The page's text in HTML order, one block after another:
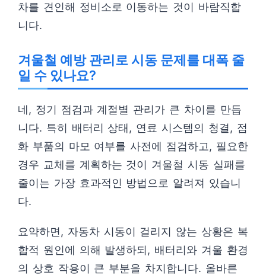
차를 견인해 정비소로 이동하는 것이 바람직합
니다.
겨울철 예방 관리로 시동 문제를 대폭 줄
일 수 있나요?
네, 정기 점검과 계절별 관리가 큰 차이를 만듭
니다. 특히 배터리 상태, 연료 시스템의 청결, 점
화 부품의 마모 여부를 사전에 점검하고, 필요한
경우 교체를 계획하는 것이 겨울철 시동 실패를
줄이는 가장 효과적인 방법으로 알려져 있습니
다.
요약하면, 자동차 시동이 걸리지 않는 상황은 복
합적 원인에 의해 발생하되, 배터리와 겨울 환경
의 상호 작용이 큰 부분을 차지합니다. 올바른